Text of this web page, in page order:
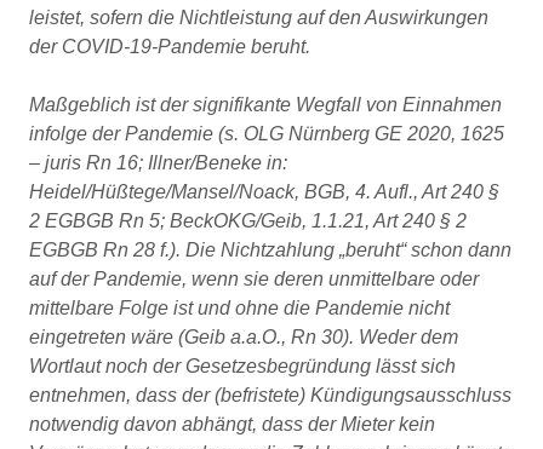
leistet, sofern die Nichtleistung auf den Auswirkungen
der COVID-19-Pandemie beruht.
Maßgeblich ist der signifikante Wegfall von Einnahmen
infolge der Pandemie (s. OLG Nürnberg GE 2020, 1625
– juris Rn 16; Illner/Beneke in:
Heidel/Hüßtege/Mansel/Noack, BGB, 4. Aufl., Art 240 §
2 EGBGB Rn 5; BeckOKG/Geib, 1.1.21, Art 240 § 2
EGBGB Rn 28 f.). Die Nichtzahlung „beruht“ schon dann
auf der Pandemie, wenn sie deren unmittelbare oder
mittelbare Folge ist und ohne die Pandemie nicht
eingetreten wäre (Geib a.a.O., Rn 30). Weder dem
Wortlaut noch der Gesetzesbegründung lässt sich
entnehmen, dass der (befristete) Kündigungsausschluss
notwendig davon abhängt, dass der Mieter kein